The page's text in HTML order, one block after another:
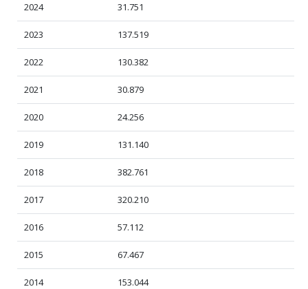
2024 31.751
2023 137.519
2022 130.382
2021 30.879
2020 24.256
2019 131.140
2018 382.761
2017 320.210
2016 57.112
2015 67.467
2014 153.044